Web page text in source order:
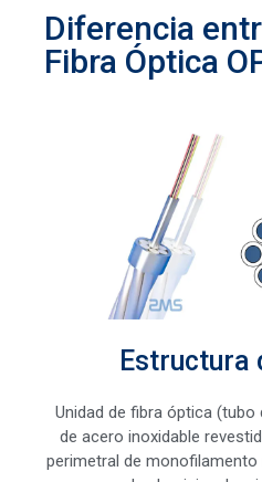
Diferencia
Fibra Óptica
Estructura
Unidad de fibra óptica (tubo
de acero inoxidable
perimetral de